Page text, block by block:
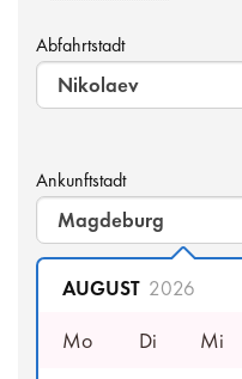
Abfahrtstadt
Nikolaev
Ankunftstadt
Magdeburg
AUGUST 2026
Mo Di Mi